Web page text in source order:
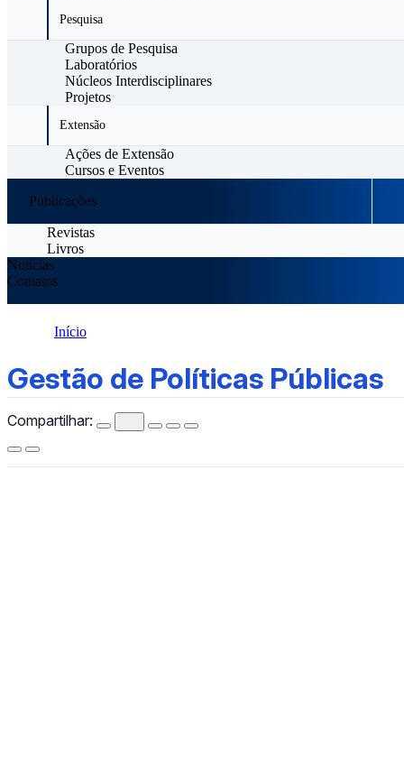
Pesquisa
Grupos de Pesquisa
Laboratórios
Núcleos Interdisciplinares
Projetos
Extensão
Ações de Extensão
Cursos e Eventos
Publicações
Revistas
Livros
Notícias
Contatos
Início
Gestão de Políticas Públicas
Compartilhar: